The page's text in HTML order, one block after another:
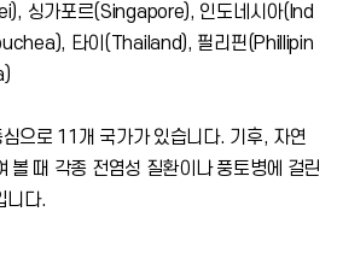
싱가포르(Singapore), 인도네시아(Ind
타이(Thailand), 필리핀(Phillipin
으로 11개 국가가 있습니다. 기후, 자연
볼 때 각종 전염성 질환이나 풍토병에 걸린
니다.